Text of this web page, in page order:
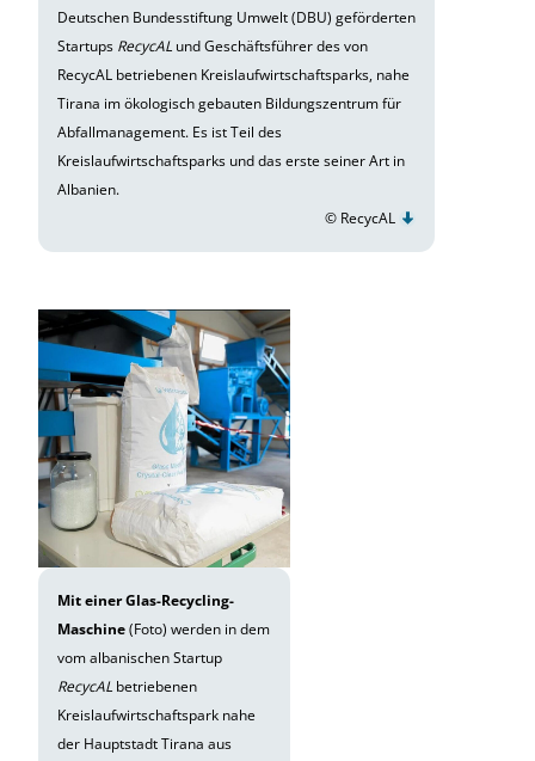
Deutschen Bundesstiftung Umwelt (DBU) geförderten
Startups RecycAL und Geschäftsführer des von
RecycAL betriebenen Kreislaufwirtschaftsparks, nahe
Tirana im ökologisch gebauten Bildungszentrum für
Abfallmanagement. Es ist Teil des
Kreislaufwirtschaftsparks und das erste seiner Art in
Albanien.
© RecycAL
Mit einer Glas-Recycling-
Maschine(Foto) werden in dem
vom albanischen Startup
RecycAL betriebenen
Kreislaufwirtschaftspark nahe
der Hauptstadt Tirana aus